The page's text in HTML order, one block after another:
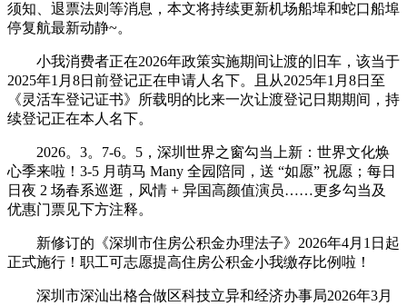
须知、退票法则等消息，本文将持续更新机场船埠和蛇口船埠
停复航最新动静~。
小我消费者正在2026年政策实施期间让渡的旧车，该当于
2025年1月8日前登记正在申请人名下。且从2025年1月8日至
《灵活车登记证书》所载明的比来一次让渡登记日期期间，持
续登记正在本人名下。
2026。3。7-6。5，深圳世界之窗勾当上新：世界文化焕
心季来啦！3-5 月萌马 Many 全园陪同，送 “如愿” 祝愿；每日
日夜 2 场春系巡逛，风情 + 异国高颜值演员……更多勾当及
优惠门票见下方注释。
新修订的《深圳市住房公积金办理法子》2026年4月1日起
正式施行！职工可志愿提高住房公积金小我缴存比例啦！
深圳市深汕出格合做区科技立异和经济办事局2026年3月